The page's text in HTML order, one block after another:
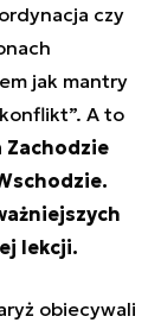
czy
jak mantry
A to
Zachodzie
lekcji.
obiecywali